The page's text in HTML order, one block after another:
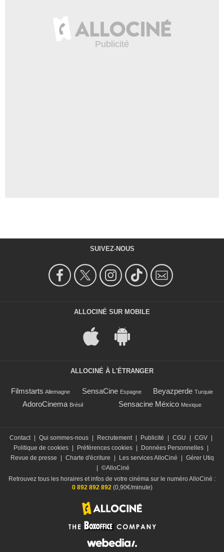
SUIVEZ-NOUS
ALLOCINÉ SUR MOBILE
ALLOCINÉ À L'ÉTRANGER
Filmstarts Allemagne SensaCine Espagne Beyazperde Turquie
AdoroCinema Brésil Sensacine México Mexique
Contact Qui sommes-nous Recrutement Publicité CGU CGV
Politique de cookies
Préférences cookies Données Personnelles
Revue de presse
Charte d'écriture Les services AlloCiné
Gérer Utiq
©AlloCiné
Retrouvez tous les horaires et infos de votre cinéma sur le numéro AlloCiné :
0 892 892 892(0,90€/minute)